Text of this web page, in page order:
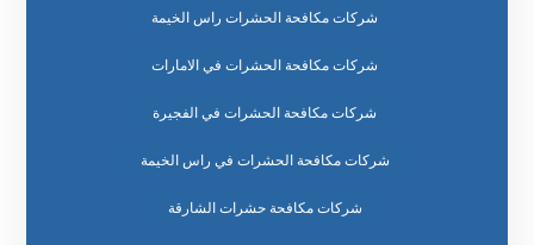
شركات مكافحة الحشرات راس الخيمة
شركات مكافحة الحشرات في الامارات
شركات مكافحة الحشرات في الفجيرة
شركات مكافحة الحشرات في راس الخيمة
شركات مكافحة حشرات الشارقة